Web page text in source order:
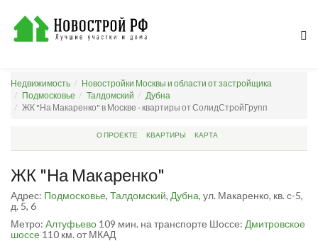
Недвижимость
Новостройки Москвы и области от застройщика
Подмосковье
Талдомский
Дубна
ЖК "На Макаренко" в Москве - квартиры от СолидСтройГрупп
О ПРОЕКТЕ КВАРТИРЫ КАРТА
ЖК "На Макаренко"
Адрес: Подмосковье, Талдомский, Дубна, ул. Макаренко, кв. с-5,
д. 5, 6
Метро: Алтуфьево 109 мин. на транспорте Шоссе: Дмитровское
шоссе 110 км. от МКАД